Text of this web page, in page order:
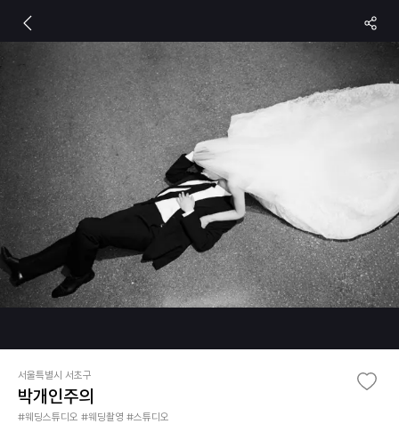
서울특별시 서초구
박개인주의
#웨딩스튜디오 #웨딩촬영 #스튜디오